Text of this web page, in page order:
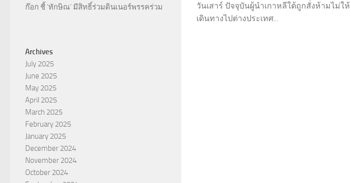
วันเสาร์ ปัจจุบันผู้นำเกาหลีใต้ถูกสั่งห้ามไม่ให้
เดินทางไปต่างประเทศ...
ก๊อก ชี้ ‘ทักษิณ’ มีสิทธิ์ร่วมดินเนอร์พรรคร่วม
Archives
July 2025
June 2025
May 2025
April 2025
March 2025
February 2025
January 2025
December 2024
November 2024
October 2024